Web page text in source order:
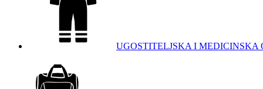
UGOSTITELJSKA I MEDICINSKA